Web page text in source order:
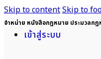
Skip to contentSkip to
จำหน่าย หนังสือกฎหมาย ประมวลก
เข้าสู่ระบบ